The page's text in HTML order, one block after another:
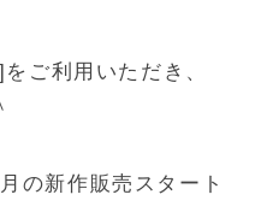
ご利用いただき、
の新作販売スタート